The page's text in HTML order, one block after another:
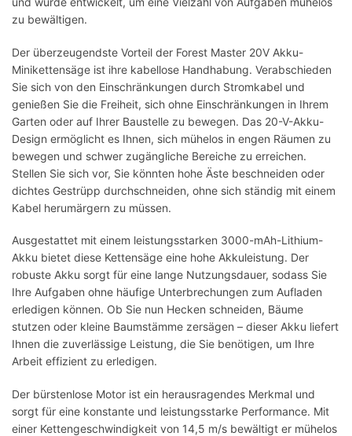
zu bewältigen.
Der überzeugendste Vorteil der Forest Master 20V Akku-
Minikettensäge ist ihre kabellose Handhabung. Verabschieden
Sie sich von den Einschränkungen durch Stromkabel und
genießen Sie die Freiheit, sich ohne Einschränkungen in Ihrem
Garten oder auf Ihrer Baustelle zu bewegen. Das 20-V-Akku-
Design ermöglicht es Ihnen, sich mühelos in engen Räumen zu
bewegen und schwer zugängliche Bereiche zu erreichen.
Stellen Sie sich vor, Sie könnten hohe Äste beschneiden oder
dichtes Gestrüpp durchschneiden, ohne sich ständig mit einem
Kabel herumärgern zu müssen.
Ausgestattet mit einem leistungsstarken 3000-mAh-Lithium-
Akku bietet diese Kettensäge eine hohe Akkuleistung. Der
robuste Akku sorgt für eine lange Nutzungsdauer, sodass Sie
Ihre Aufgaben ohne häufige Unterbrechungen zum Aufladen
erledigen können. Ob Sie nun Hecken schneiden, Bäume
stutzen oder kleine Baumstämme zersägen – dieser Akku liefert
Ihnen die zuverlässige Leistung, die Sie benötigen, um Ihre
Arbeit effizient zu erledigen.
Der bürstenlose Motor ist ein herausragendes Merkmal und
sorgt für eine konstante und leistungsstarke Performance. Mit
einer Kettengeschwindigkeit von 14,5 m/s bewältigt er mühelos